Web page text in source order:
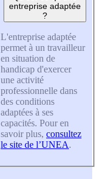
entreprise adaptée
?
L'entreprise adaptée
permet à un travailleur
en situation de
handicap d'exercer
une activité
professionnelle dans
des conditions
adaptées à ses
capacités. Pour en
savoir plus, consultez
le site de l’UNEA.